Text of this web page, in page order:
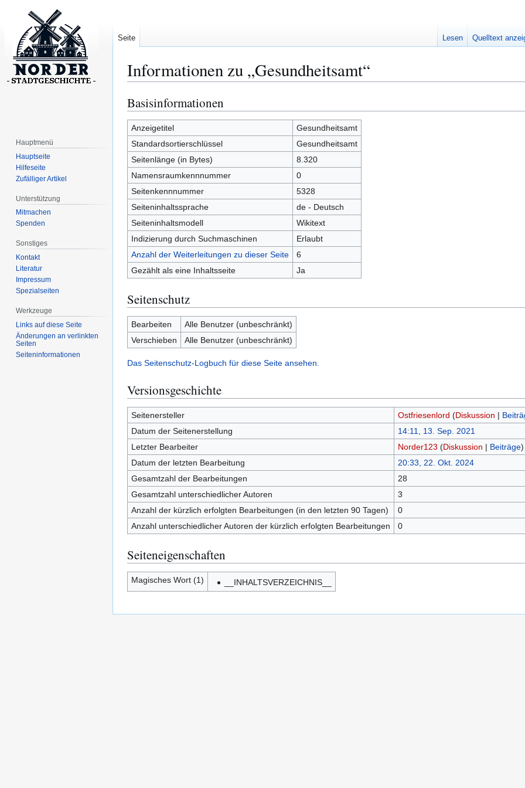
Informationen zu „Gesundheitsamt“
Zur
Navigation
springen
Zur
Suche
springen
Basisinformationen
Anzeigetitel
Gesundheitsamt
Standardsortierschlüssel
Gesundheitsamt
Seitenlänge (in Bytes)
8.320
Namensraumkennnummer
0
Seitenkennnummer
5328
Seiteninhaltssprache
de - Deutsch
Seiteninhaltsmodell
Wikitext
Indizierung durch Suchmaschinen
Erlaubt
Anzahl der Weiterleitungen zu dieser Seite
6
Gezählt als eine Inhaltsseite
Ja
Seitenschutz
Bearbeiten
Alle Benutzer (unbeschränkt)
Verschieben
Alle Benutzer (unbeschränkt)
Das Seitenschutz-Logbuch für diese Seite ansehen.
Versionsgeschichte
Seitenersteller Ostfriesenlord (Diskussion |
Datum der Seitenerstellung
14:11, 13. Sep. 2021
Letzter Bearbeiter
Norder123 (Diskussion | Beiträge)
Datum der letzten Bearbeitung
20:33, 22. Okt. 2024
Gesamtzahl der Bearbeitungen
28
Gesamtzahl unterschiedlicher Autoren
3
Anzahl der kürzlich erfolgten Bearbeitungen (in den letzten 90 Tagen)
0
Anzahl unterschiedlicher Autoren der kürzlich erfolgten Bearbeitungen
0
Seiteneigenschaften
Magisches Wort (1) __INHALTSVERZEICHNIS__
Seite Lesen Quelltext
Hauptmenü
Hauptseite
Hilfeseite
Zufälliger Artikel
Unterstützung
Mitmachen
Spenden
Sonstiges
Kontakt
Literatur
Impressum
Spezialseiten
Werkzeuge
Links auf diese Seite
Änderungen an verlinkten
Seiten
Seiten­­informationen